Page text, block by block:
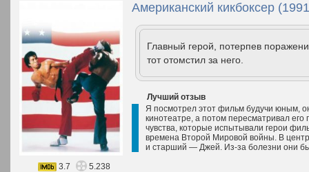
Американский кикбоксер
Главный герой, потерпев
тот отомстил за него.
Лучший отзыв
Я посмотрел этот фильм будучи юным,
кинотеатре, а потом пересматривал
чувства, которые испытывали герои
времена Второй Мировой войны. В
и старший — Джей. Из-за болезни они
3.7
5.238